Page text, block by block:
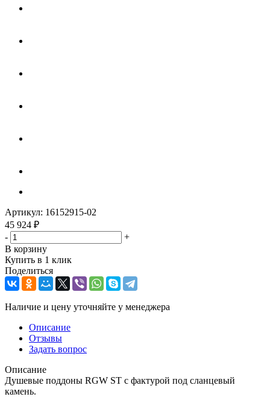
Артикул: 16152915-02
45 924 ₽
-
+
В корзину
Купить в 1 клик
Поделиться
Наличие и цену уточняйте у менеджера
Описание
Отзывы
Задать вопрос
Описание
Д ушевые поддоны RGW ST с фактурой под сланцевый
камень.